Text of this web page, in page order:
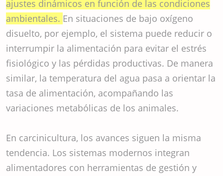
ajustes dinámicos en función de las condiciones
ambientales. En situaciones de bajo oxígeno
disuelto, por ejemplo, el sistema puede reducir o
interrumpir la alimentación para evitar el estrés
fisiológico y las pérdidas productivas. De manera
similar, la temperatura del agua pasa a orientar la
tasa de alimentación, acompañando las
variaciones metabólicas de los animales.
En carcinicultura, los avances siguen la misma
tendencia. Los sistemas modernos integran
alimentadores con herramientas de gestión y